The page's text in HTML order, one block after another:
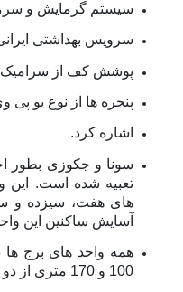
سیستم گرمایش و
سرویس بهداشتی
پوشش کف از سرامیک
پنجره ها از نوع یو
اشاره کرد.
تعبیه شده است. این
های هفت، سیزده و
آسایش ساکنین این
همه واحد های برج ها
100 و 170 متری از دو بالکن برخوردارند